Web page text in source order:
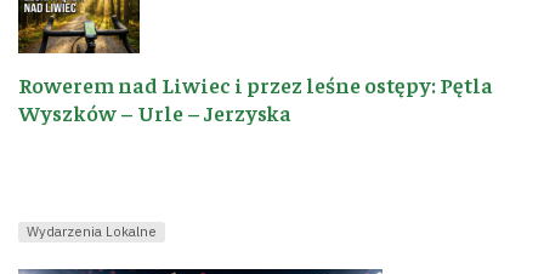
Rowerem nad Liwiec i przez leśne ostępy: Pętla
Wyszków – Urle – Jerzyska
Wydarzenia Lokalne